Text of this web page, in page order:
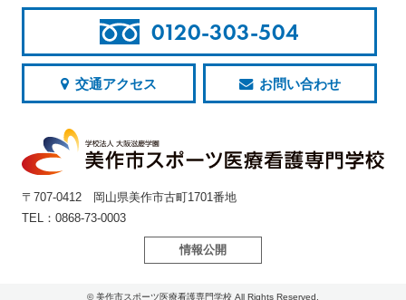
0120-303-504
交通アクセス お問い合わせ
〒707-0412 岡山県美作市古町1701番地
TEL：0868-73-0003
情報公開
© 美作市スポーツ医療看護専門学校 All Rights Reserved.